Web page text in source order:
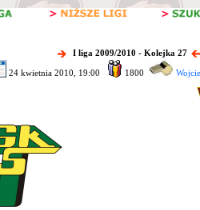
I liga 2009/2010 - Kolejka 27
24 kwietnia 2010, 19:00 1800